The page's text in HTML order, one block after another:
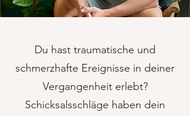
Du hast traumatische und
schmerzhafte Ereignisse in deiner
Vergangenheit erlebt?
Schicksalsschläge haben dein